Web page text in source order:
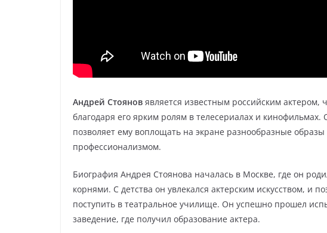
Андрей Стоянов является известным российским
благодаря его ярким ролям в телесериалах и
позволяет ему воплощать на экране разнообразные
профессионализмом.
Биография Андрея Стоянова началась в Москве, где он
корнями. С детства он увлекался актерским искусством, и
поступить в театральное училище. Он успешно прошел
заведение, где получил образование актера.